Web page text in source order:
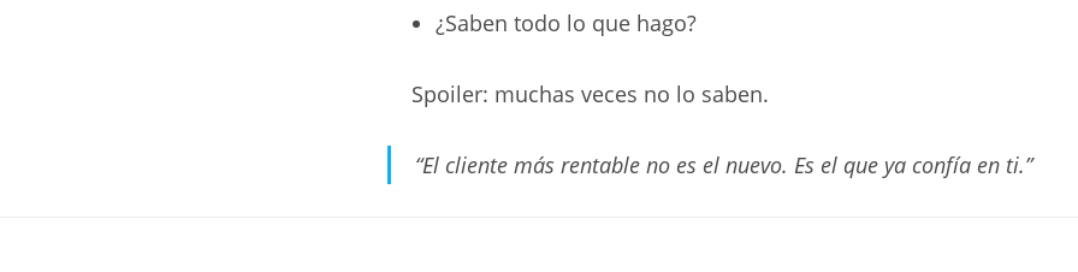
¿Saben todo lo que hago?
Spoiler: muchas veces no lo saben.
“El cliente más rentable no es el nuevo. Es el que ya confía en ti.”